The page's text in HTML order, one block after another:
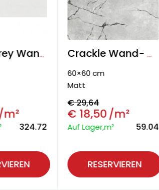
Duster Grey Wand- Boden- & Fassadenfliese
324.72
Crackle Wand- & Bodenfliese
60×60 cm
Matt
€29,64
€ 18,50/m²
Auf Lager,m² 59.04
RESERVIEREN